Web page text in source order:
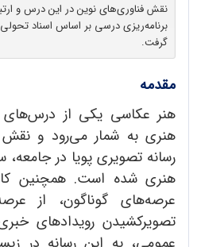
نقش فناوری‌های نوین در این درس و
برنامه‌ریزی درسی بر اساس اسناد
گرفت.
مقدمه
هنر عکاسی یکی از
هنری به شمار می‌رود و
رسانه تصویری پویا در
هنری شده است. همچنین
عرصه‌های گوناگون، از
تصویرکشیدن رویدادهای